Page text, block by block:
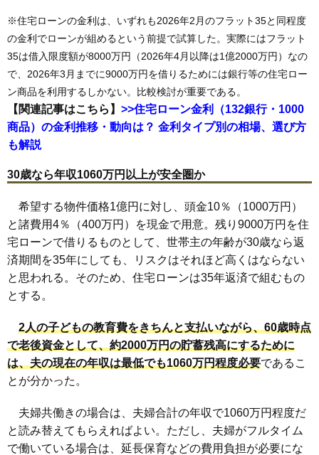
※住宅ローンの金利は、いずれも2026年2月のフラット35と同程度
の金利でローンが組めるという前提で試算した。実際にはフラット
35は借入限度額が8000万円（2026年4月以降は1億2000万円）なの
で、2026年3月までに9000万円を借りるためには銀行等の住宅ロー
ン商品を利用するしかない。比較検討が重要である。
【関連記事はこちら】 >>住宅ローン金利（132銀行・1000
商品）の金利推移・動向は？ 金利タイプ別の相場、選び方
も解説
30歳なら年収1060万円以上が安全圏か
希望する物件価格1億円に対し、頭金10％（1000万円）
と諸費用4％（400万円）を現金で用意。残り9000万円を住
宅ローンで借りるものとして、世帯主の年齢が30歳なら返
済期間を35年にしても、リスクはそれほど高くはならない
と思われる。そのため、住宅ローンは35年返済で組むもの
とする。
2人の子どもの教育費をきちんと支払いながら、60歳時点
で老後資金として、約2000万円の貯蓄残高にするために
は、夫の現在の年収は最低でも1060万円程度必要であるこ
とが分かった。
夫婦共働きの場合は、夫婦合計の年収で1060万円程度だ
と読み替えてもらえればよい。ただし、夫婦がフルタイム
で働いている場合は、延長保育などの費用負担が必要にな